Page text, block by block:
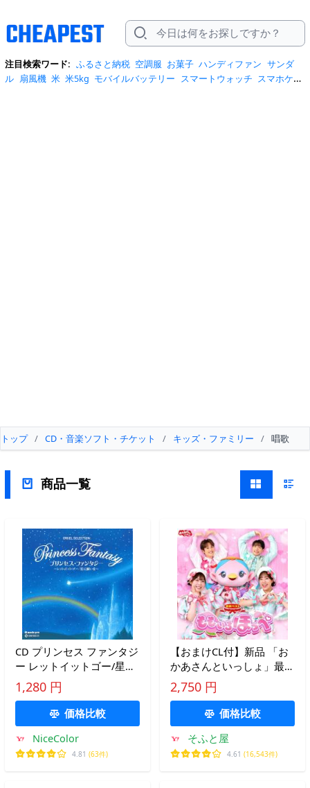
注目検索ワード: ふるさと納税 空調服 お菓子 ハンディファン サンダ
ル 扇風機 米 米5kg モバイルバッテリー スマートウォッチ スマホケー
トップ / CD・音楽ソフト・チケット / キッズ・ファミリー / 唱歌
商品一覧
CD プリンセス ファンタジ
ー レットイットゴー/星に
願いを CRCI-20794 オルゴ
ール オルフェウス サンプ
リング アナと雪の女王 デ
ィズニー[メール便][送料無
料]
1,280 円
価格比較
NiceColor
4.81 (63件)
【おまけCL付】新品 「お
かあさんといっしょ」最新
ベスト ももいろほっぺ /
NHKおかあさんといっし
ょ(CD) PCCG2468
2,750 円
価格比較
そふと屋
4.61 (16,543件)